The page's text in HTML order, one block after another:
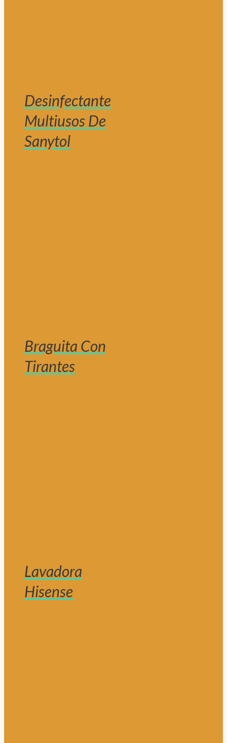
Desinfectante
Multiusos De
Sanytol
Braguita Con
Tirantes
Lavadora
Hisense